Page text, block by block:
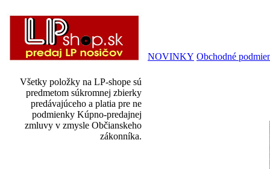
Všetky položky na LP-shope sú
predmetom súkromnej zbierky
predávajúceho a platia pre ne
podmienky Kúpno-predajnej
zmluvy v zmysle Občianskeho
zákonníka.
NOVINKY Obchodné